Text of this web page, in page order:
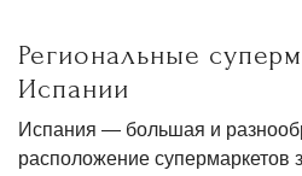
Региональные
Испании
Испания — большая и
расположение супермаркетов